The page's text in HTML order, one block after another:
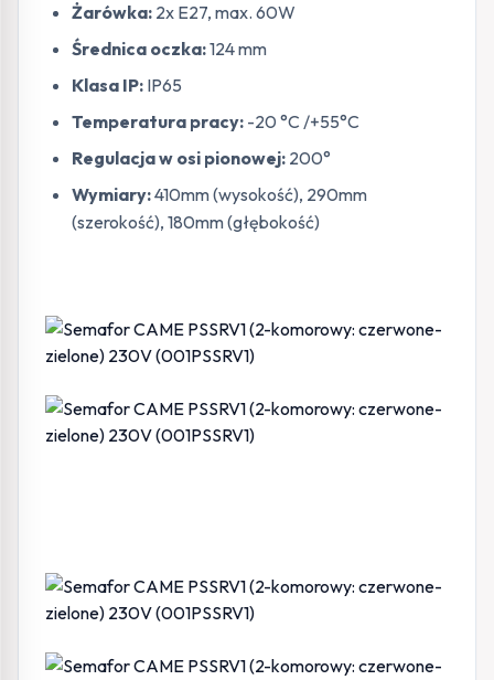
Żarówka: 2x E27, max. 60W
Średnica oczka:124 mm
Klasa IP: IP65
Temperatura pracy: -20 °C /+55°C
Regulacja w osi pionowej: 200°
Wymiary:410mm (wysokość), 290mm
(szerokość), 180mm (głębokość)